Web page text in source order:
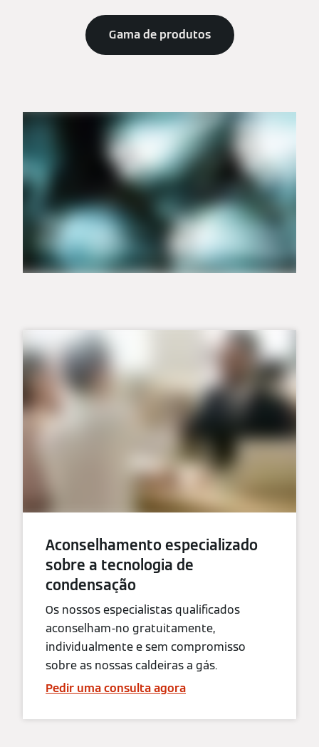
Gama de produtos
Aconselhamento especializado
sobre a tecnologia de
condensação
Os nossos especialistas qualificados
aconselham-no gratuitamente,
individualmente e sem compromisso
sobre as nossas caldeiras a gás.
Pedir uma consulta agora